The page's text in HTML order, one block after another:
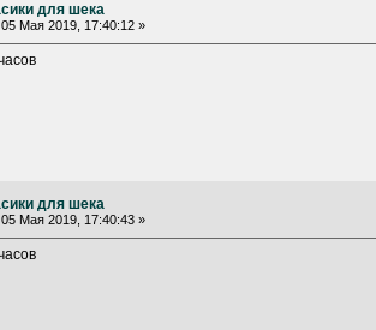
для шека
05 Мая 2019, 17:40:12 »
для шека
05 Мая 2019, 17:40:43 »